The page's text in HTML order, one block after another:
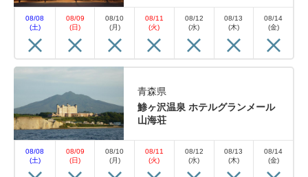
08/08
(土)
08/09
(日)
08/10
(月)
08/11
(火)
08/12
(水)
08/13
(木)
08/14
(金)
青森県
鯵ヶ沢温泉 ホテルグランメール
山海荘
08/08
(土)
08/09
(日)
08/10
(月)
08/11
(火)
08/12
(水)
08/13
(木)
08/14
(金)